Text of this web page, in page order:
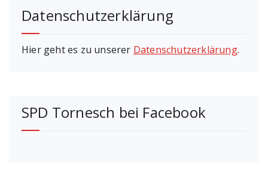
Datenschutzerklärung
Hier geht es zu unserer Datenschutzerklärung.
SPD Tornesch bei Facebook